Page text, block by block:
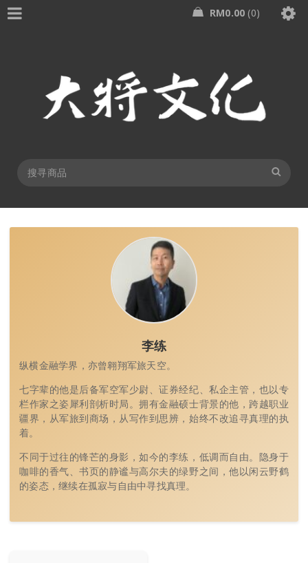
RM0.00 0
李练
纵横金融学界，亦曾翱翔军旅天空。
七字辈的他是后备军空军少尉、证券经纪、私企主管，也以专
栏作家之姿犀利剖析时局。拥有金融硕士背景的他，跨越职业
疆界，从军旅到商场，从写作到思辨，始终不改追寻真理的执
着。
不同于过往的锋芒的身影，如今的李练，低调而自由。隐身于
咖啡的香气、书页的静谧与高尔夫的绿野之间，他以闲云野鹤
的姿态，继续在孤寂与自由中寻找真理。